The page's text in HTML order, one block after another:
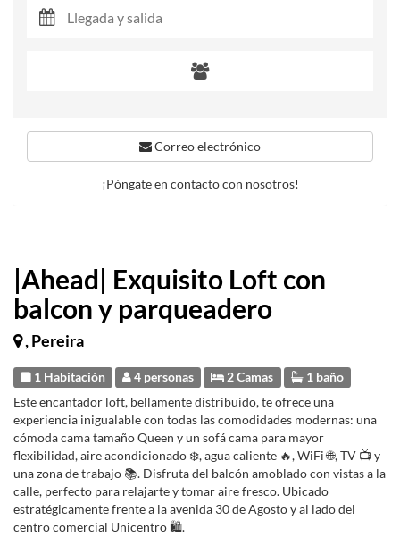
|Ahead| Exquisito Loft con
balcon y parqueadero
, Pereira
1 Habitación 4 personas 2 Camas 1 baño
Este encantador loft, bellamente distribuido, te ofrece una
experiencia inigualable con todas las comodidades modernas: una
cómoda cama tamaño Queen y un sofá cama para mayor
flexibilidad, aire acondicionado ❄️, agua caliente 🔥, WiFi 🌐, TV 📺 y
una zona de trabajo 📚. Disfruta del balcón amoblado con vistas a la
calle, perfecto para relajarte y tomar aire fresco. Ubicado
estratégicamente frente a la avenida 30 de Agosto y al lado del
centro comercial Unicentro 🛍️.
Correo electrónico
¡Póngate en contacto con nosotros!